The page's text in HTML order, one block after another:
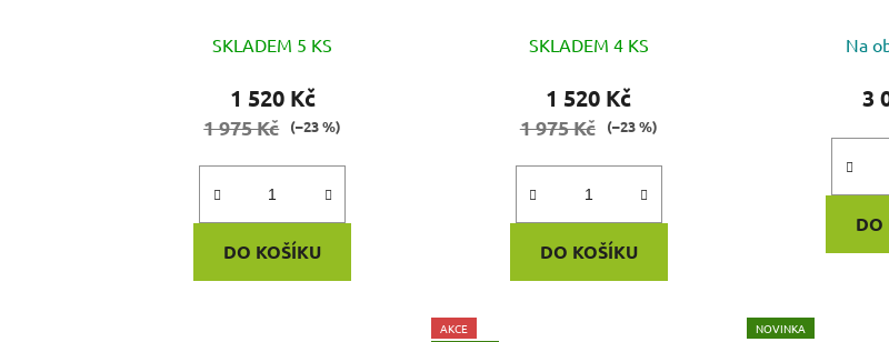
SKLADEM 5 KS
1 520 Kč
1 975 Kč (–23 %)
DO KOŠÍKU
SKLADEM 4 KS
1 520 Kč
1 975 Kč (–23 %)
DO KOŠÍKU
Na
3
DO
AKCE
NOVINKA